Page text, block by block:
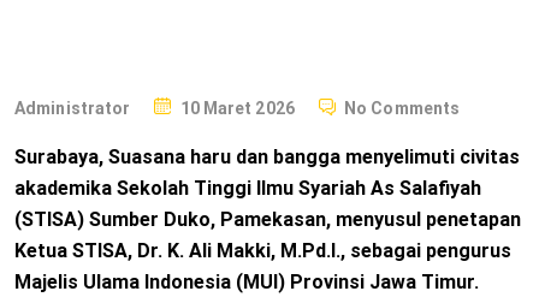
Administrator
P
S
T
E
D
O
10 Maret 2026 No Comments
Surabaya, Suasana haru dan bangga menyelimuti civitas
akademika Sekolah Tinggi Ilmu Syariah As Salafiyah
(STISA) Sumber Duko, Pamekasan, menyusul penetapan
Ketua STISA, Dr. K. Ali Makki, M.Pd.I., sebagai pengurus
Majelis Ulama Indonesia (MUI) Provinsi Jawa Timur.